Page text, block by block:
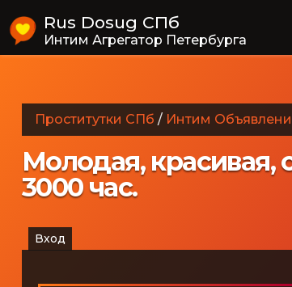
Rus Dosug СПб
Интим Агрегатор Петербурга
Проститутки СПб / Интим
Молодая, красивая,
3000 час.
Вход